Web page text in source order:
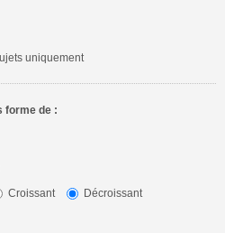
uniquement
forme de :
Croissant
Décroissant